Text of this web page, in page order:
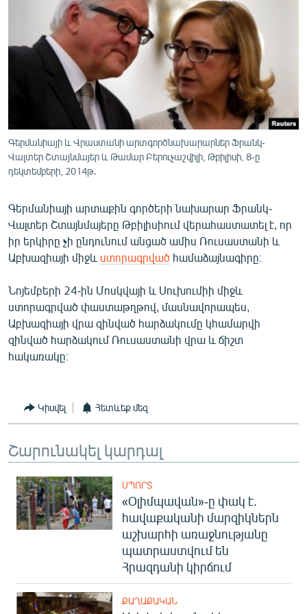
ՄԻՋԱԶԳԱՅԻՆ
ՄՇԱԿՈՒՅԹ
ՄԵԿՆԱԲԱՆՈՒԹՅՈՒՆ
ՏՏ ԵՒ ԻՆՏԵՐՆԵՏ
ԱՐԽԻՎ
ԲԱՆԱՎԵՃ
ՁԳՏԵԼՈՎ ԼԱՎԱԳՈՒՅՆԻՆ
ՓՈԴՔԱՍԹ
Հայերեն
English
Русский
«Ազատության» բոլոր կայքերը
Գերմանիայի և Վրաստանի արտգործնախարարներ Ֆրանկ-
Վալտեր Շտայնմայեր և Թամար Բերուչաշվիլի, Թբիլիսի, 8-ը
դեկտեմբերի, 2014թ․
Գերմանիայի արտաքին գործերի նախարար Ֆրանկ-
Վալտեր Շտայնմայերը Թբիլիսիում վերահաստատել է, որ
իր երկիրը չի ընդունում անցած ամիս Ռուսաստանի և
Աբխազիայի միջև ստորագրված համաձայնագիրը։
Նոյեմբերի 24-ին Մոսկվայի և Սուխումիի միջև
ստորագրված փաստաթղթով, մասնավորապես,
Աբխազիայի վրա զինված հարձակումը կհամարվի
զինված հարձակում Ռուսաստանի վրա և ճիշտ
հակառակը։
Կիսվել Հետևեք մեզ
Շարունակել կարդալ
ՍՊՈՐՏ
«Օլիմպավան»-ը փակ է.
հավաքականի մարզիկներն
աշխարհի առաջնությանը
պատրաստվում են
Հրազդանի կիրճում
ՔԱՂԱՔԱԿԱՆ